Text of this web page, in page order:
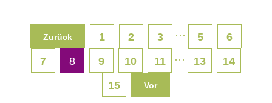
Zurück 1 2 3 ··· 5
6
7
8 9 10 11 ··· 13
14
15
Vor